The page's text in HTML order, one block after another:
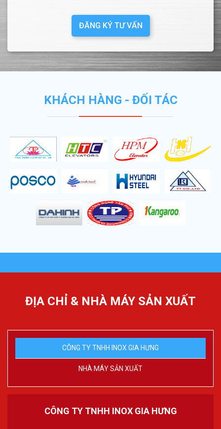
ĐĂNG KÝ TƯ VẤN
KHÁCH HÀNG - ĐỐI TÁC
ĐỊA CHỈ & NHÀ MÁY SẢN XUẤT
CÔNG TY TNHH INOX GIA HƯNG
NHÀ MÁY SẢN XUẤT
CÔNG TY TNHH INOX GIA HƯNG